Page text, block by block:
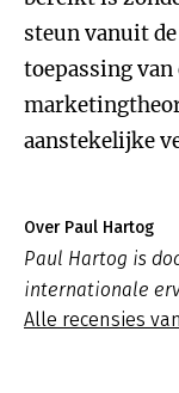
steun vanuit
toepassing van
aanstekelijke
Over Paul Hartog
Paul Hartog is
internationale
Alle recensies